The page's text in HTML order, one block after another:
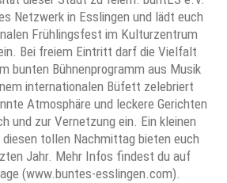
Netzwerk in Esslingen und lädt euch
Frühlingsfest im Kulturzentrum
Bei freiem Eintritt darf die Vielfalt
bunten Bühnenprogramm aus Musik
internationalen Büfett zelebriert
Atmosphäre und leckere Gerichten
und zur Vernetzung ein. Ein kleinen
tollen Nachmittag bieten euch
Jahr. Mehr Infos findest du auf
(www.buntes-esslingen.com).